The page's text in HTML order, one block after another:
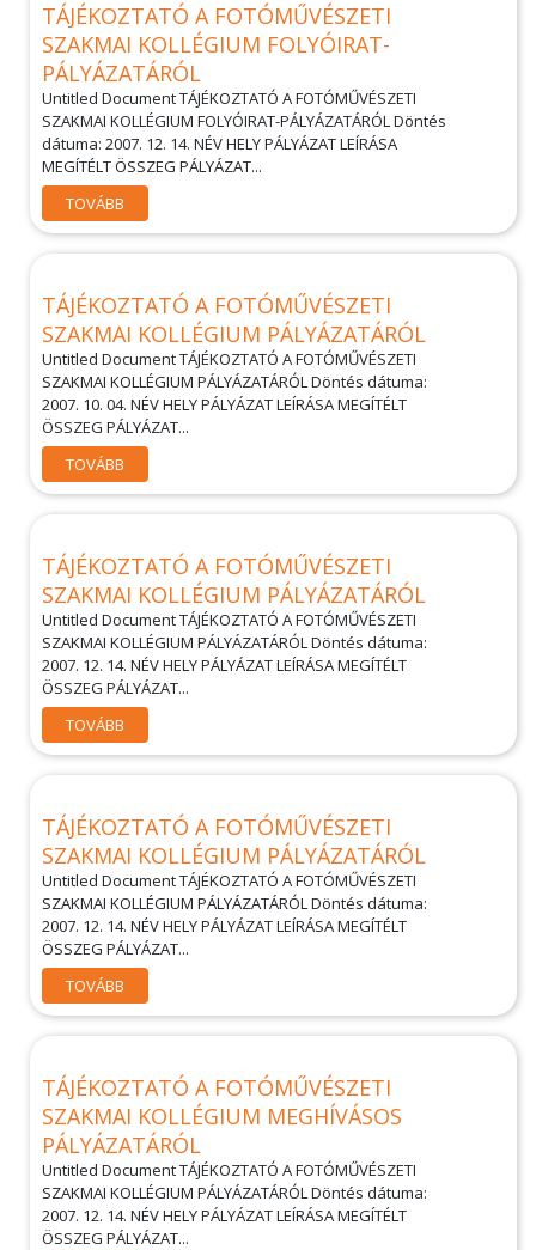
TÁJÉKOZTATÓ A FOTÓMŰVÉSZETI
SZAKMAI KOLLÉGIUM FOLYÓIRAT-
PÁLYÁZATÁRÓL
Untitled Document TÁJÉKOZTATÓ A FOTÓMŰVÉSZETI
SZAKMAI KOLLÉGIUM FOLYÓIRAT-PÁLYÁZATÁRÓL Döntés
dátuma: 2007. 12. 14. NÉV HELY PÁLYÁZAT LEÍRÁSA
MEGÍTÉLT ÖSSZEG PÁLYÁZAT...
TOVÁBB
TÁJÉKOZTATÓ A FOTÓMŰVÉSZETI
SZAKMAI KOLLÉGIUM PÁLYÁZATÁRÓL
Untitled Document TÁJÉKOZTATÓ A FOTÓMŰVÉSZETI
SZAKMAI KOLLÉGIUM PÁLYÁZATÁRÓL Döntés dátuma:
2007. 10. 04. NÉV HELY PÁLYÁZAT LEÍRÁSA MEGÍTÉLT
ÖSSZEG PÁLYÁZAT...
TOVÁBB
TÁJÉKOZTATÓ A FOTÓMŰVÉSZETI
SZAKMAI KOLLÉGIUM PÁLYÁZATÁRÓL
Untitled Document TÁJÉKOZTATÓ A FOTÓMŰVÉSZETI
SZAKMAI KOLLÉGIUM PÁLYÁZATÁRÓL Döntés dátuma:
2007. 12. 14. NÉV HELY PÁLYÁZAT LEÍRÁSA MEGÍTÉLT
ÖSSZEG PÁLYÁZAT...
TOVÁBB
TÁJÉKOZTATÓ A FOTÓMŰVÉSZETI
SZAKMAI KOLLÉGIUM PÁLYÁZATÁRÓL
Untitled Document TÁJÉKOZTATÓ A FOTÓMŰVÉSZETI
SZAKMAI KOLLÉGIUM PÁLYÁZATÁRÓL Döntés dátuma:
2007. 12. 14. NÉV HELY PÁLYÁZAT LEÍRÁSA MEGÍTÉLT
ÖSSZEG PÁLYÁZAT...
TOVÁBB
TÁJÉKOZTATÓ A FOTÓMŰVÉSZETI
SZAKMAI KOLLÉGIUM MEGHÍVÁSOS
PÁLYÁZATÁRÓL
Untitled Document TÁJÉKOZTATÓ A FOTÓMŰVÉSZETI
SZAKMAI KOLLÉGIUM PÁLYÁZATÁRÓL Döntés dátuma:
2007. 12. 14. NÉV HELY PÁLYÁZAT LEÍRÁSA MEGÍTÉLT
ÖSSZEG PÁLYÁZAT...